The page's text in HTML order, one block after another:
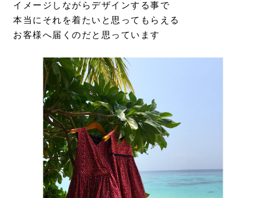
イメージしながらデザインする事で
本当にそれを着たいと思ってもらえる
お客様へ届くのだと思っています